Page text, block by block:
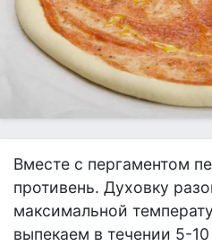
Вместе с пергаментом
противень. Духовку
максимальной
выпекаем в течении 5-